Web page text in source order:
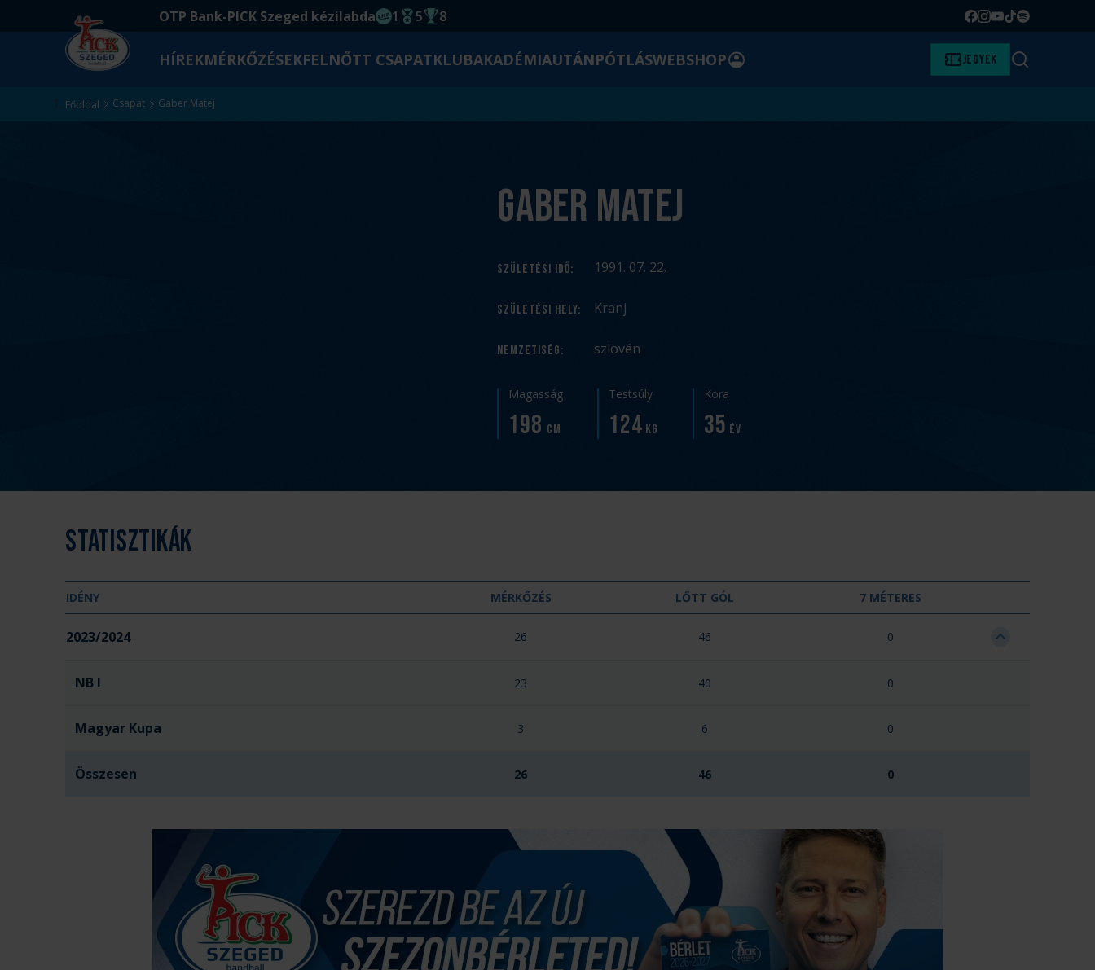
OTP Bank-PICK Szeged kézilabda
EHF kupagyőzelem 2014
1
Magyar Bajnoki cím
5
Magyar-Kupa győzelem
8 Facebook
Instagram
YouTube
TikTok
Spotify
HÍREKMÉRKŐZÉSEKFELNŐTT CSAPATKLUBAKADÉMIAUTÁNPÓTLÁSWEBSHOPBELÉPÉS Jegyek Keresés
Főoldal Csapat Gaber Matej
Gaber Matej
SZÜLETÉSI IDŐ: 1991. 07. 22.
SZÜLETÉSI HELY: Kranj
NEMZETISÉG: szlovén
Magasság
198 cm
Testsúly
124 kg
Kora
35 év
Statisztikák
IDÉNY MÉRKŐZÉS LŐTT GÓL 7 MÉTERES
2023/2024 26 46 0
NB I 23 40 0
Magyar Kupa 3 6 0
Összesen 26 46 0